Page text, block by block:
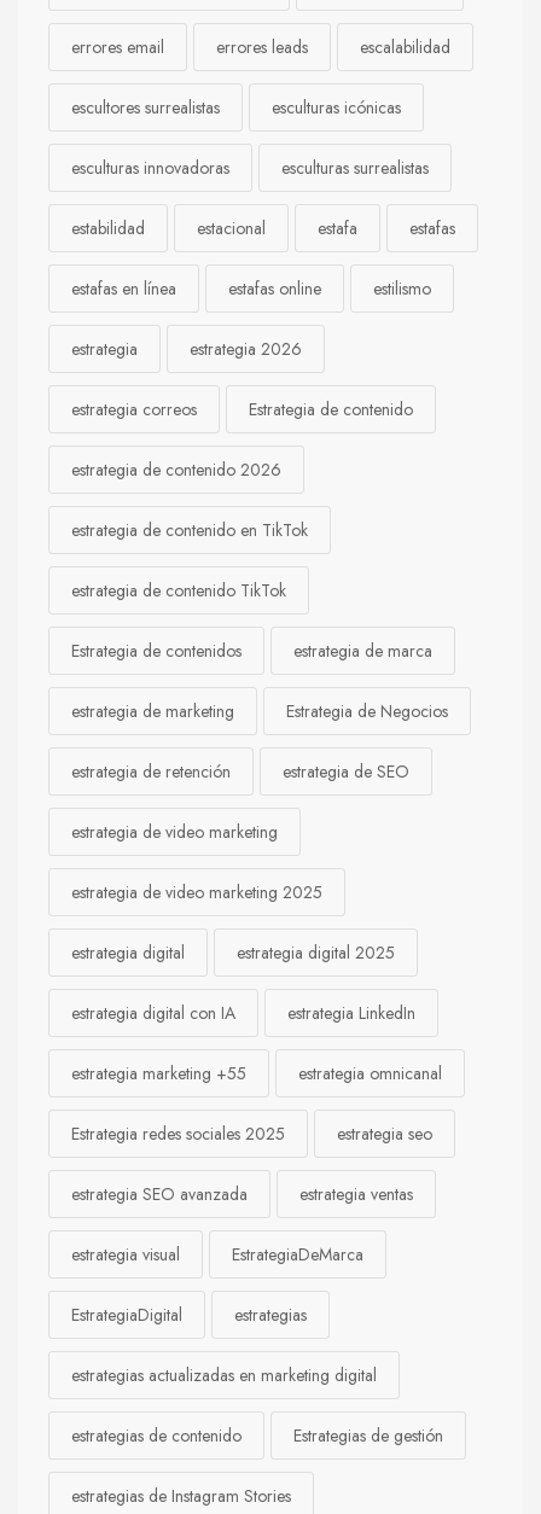
errores email errores leads escalabilidad
escultores surrealistas esculturas icónicas
esculturas innovadoras esculturas surrealistas
estabilidad estacional estafa estafas
estafas en línea estafas online estilismo
estrategia estrategia 2026
estrategia correos Estrategia de contenido
estrategia de contenido 2026
estrategia de contenido en TikTok
estrategia de contenido TikTok
Estrategia de contenidos estrategia de marca
estrategia de marketing Estrategia de Negocios
estrategia de retención estrategia de SEO
estrategia de video marketing
estrategia de video marketing 2025
estrategia digital estrategia digital 2025
estrategia digital con IA estrategia LinkedIn
estrategia marketing +55 estrategia omnicanal
Estrategia redes sociales 2025 estrategia seo
estrategia SEO avanzada estrategia ventas
estrategia visual EstrategiaDeMarca
EstrategiaDigital estrategias
estrategias actualizadas en marketing digital
estrategias de contenido Estrategias de gestión
estrategias de Instagram Stories